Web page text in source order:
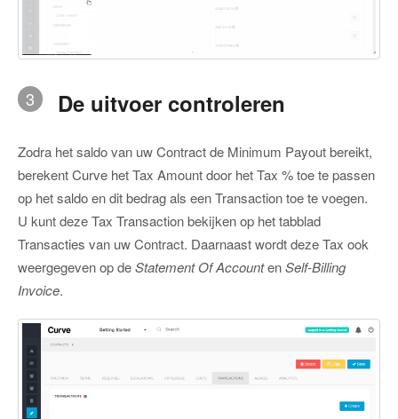
3 De uitvoer controleren
Zodra het saldo van uw Contract de Minimum Payout bereikt,
berekent Curve het Tax Amount door het Tax % toe te passen
op het saldo en dit bedrag als een Transaction toe te voegen.
U kunt deze Tax Transaction bekijken op het tabblad
Transacties van uw Contract. Daarnaast wordt deze Tax ook
weergegeven op deStatement Of AccountenSelf-Billing
Invoice.